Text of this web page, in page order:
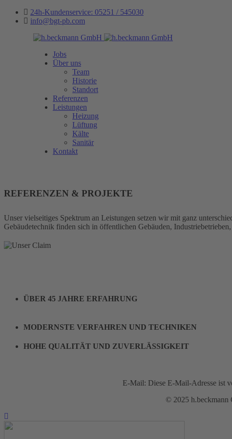
24h-Kundenservice: 05251 / 545030
info@bgt-pb.com
Jobs
Über uns
Team
Historie
Standort
Referenzen
Leistungen
Heizung
Lüftung
Kälte
Sanitär
Kontakt
REFERENZEN & PROJEKTE
Unser vielseitiges Spektrum an Leistungen setzen wir mit ganz
Gebäudetechnik finden sich in öffentlichen Gebäuden,
ÜBER 45 JAHRE ERFAHRUNG
MODERNSTE VERFAHREN UND TECHNIKEN
HOHE QUALITÄT UND ZUVERLÄSSIGKEIT
E-Mail: Diese E-Mail-Adresse ist
© 2025 h.beckmann